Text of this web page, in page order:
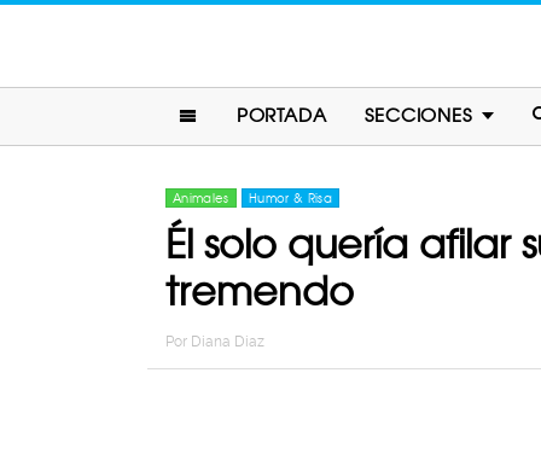
PORTADA SECCIONES
Animales Humor & Risa
Él solo quería afilar
tremendo
Por Diana Diaz